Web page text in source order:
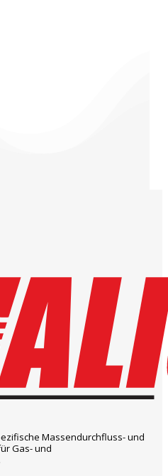
Massendurchfluss- und
Gas- und